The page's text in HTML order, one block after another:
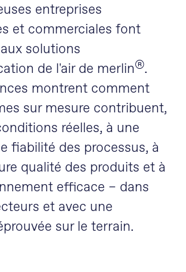
entreprises
et commerciales font
solutions
de l'air de merlin®.
montrent comment
sur mesure contribuent,
réelles, à une
fiabilité des processus, à
qualité des produits et à
efficace – dans
et avec une
sur le terrain.